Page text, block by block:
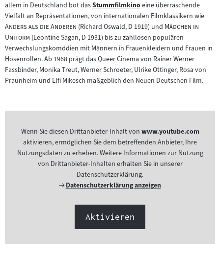
allem in Deutschland bot dasZum
Inhalt:
Stummfilmkinoeine überraschende
Vielfalt an Repräsentationen, von internationalen Filmklassikern wie"
Anders als die Anderen "(Richard Oswald, D 1919) und "Mädchen in
Uniform "(Leontine Sagan, D 1931) bis zu zahllosen populären
Verwechslungskomödien mit Männern in Frauenkleidern und Frauen in
Hosenrollen. Ab 1968 prägt das Queer Cinema von Rainer Werner
Fassbinder, Monika Treut, Werner Schroeter, Ulrike Ottinger, Rosa von
Praunheim und Elfi Mikesch maßgeblich den Neuen Deutschen Film.
Wenn Sie diesen Drittanbieter-Inhalt von www.youtube.com
aktivieren, ermöglichen Sie dem betreffenden Anbieter, Ihre
Nutzungsdaten zu erheben. Weitere Informationen zur Nutzung
von Drittanbieter-Inhalten erhalten Sie in unserer
Datenschutzerklärung.
Externer
Datenschutzerklärung anzeigen
Aktivieren